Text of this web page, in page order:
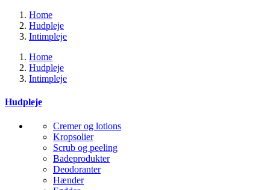
Home
Hudpleje
Intimpleje
Home
Hudpleje
Intimpleje
Hudpleje
Cremer og lotions
Kropsolier
Scrub og peeling
Badeprodukter
Deodoranter
Hænder